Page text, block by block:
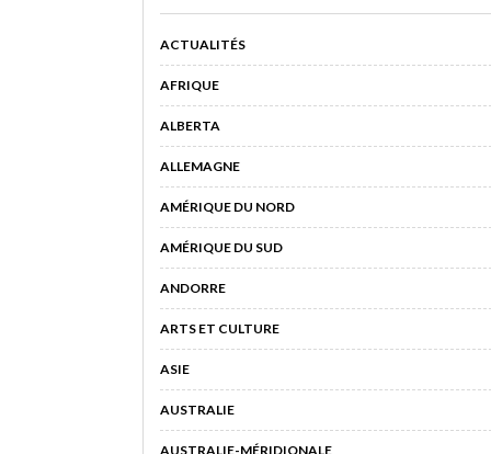
ACTUALITÉS
AFRIQUE
ALBERTA
ALLEMAGNE
AMÉRIQUE DU NORD
AMÉRIQUE DU SUD
ANDORRE
ARTS ET CULTURE
ASIE
AUSTRALIE
AUSTRALIE-MÉRIDIONALE